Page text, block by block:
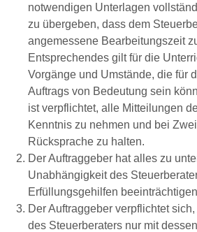
notwendigen Unterlagen
zu übergeben, dass dem
angemessene Bearbeitungszeit
Entsprechendes gilt für die
Vorgänge und Umstände, die für
Auftrags von Bedeutung sein
ist verpflichtet, alle Mitteilungen
Kenntnis zu nehmen und bei
Rücksprache zu halten.
Der Auftraggeber hat alles zu
Unabhängigkeit des
Erfüllungsgehilfen
Der Auftraggeber verpflichtet
des Steuerberaters nur mit